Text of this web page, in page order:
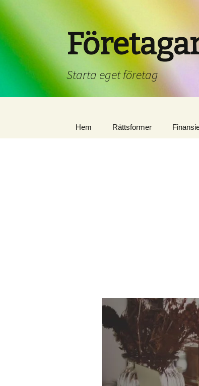
Starta eget företag
Hem Rättsformer